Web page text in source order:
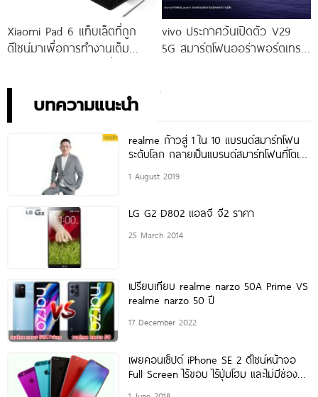
Xiaomi Pad 6 แท็บเล็ตที่ถูก
ดีไซน์มาเพื่อการทำงานเต็ม
vivo ประกาศวันเปิดตัว V29
5G สมาร์ตโฟนออร่าพอร์ตเทร
บทความแนะนำ
realme ก้าวสู่ 1 ใน 10 แบรนด์สมาร์ทโฟน
ระดับโลก กลายเป็นแบรนด์สมาร์ทโฟนที่โตเร็ว
1 August 2019
LG G2 D802 แอลจี จี2 ราคา
25 March 2014
เปรียบเทียบ realme narzo 50A Prime VS
realme narzo 50 ปี
17 December 2022
เผยคอนเซ็ปต์ iPhone SE 2 ดีไซน์หน้าจอ
Full Screen ไร้ขอบ ไร้ปุ่มโฮม และไม่มีช่อง